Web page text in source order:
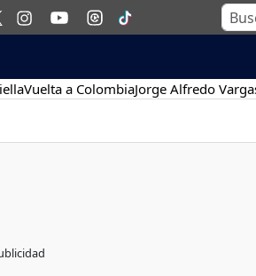
Vuelta a ColombiaJorge Alfredo